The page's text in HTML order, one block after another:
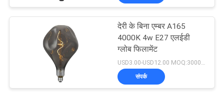
12V एलईडी स्ट्रिप
लाइट्स
देरी के बिना एम्बर A165
4000K 4w E27 एलईडी
ग्लोब फिलामेंट
USD3.00-USD12.00 MOQ:3000pcs
संपर्क